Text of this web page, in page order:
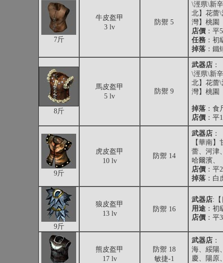
7斤
牛皮盔甲
3 lv
防禦 5
\涇県\新
北】花蕾
灣】桃園
店價 ：平
任務 ：初
掉落 ： 鐵
8斤
馬皮盔甲
5 lv
防禦 9
武器店
\涇県\新
北】花蕾
灣】桃園
掉落 ： 食
店價 ：平
9斤
虎皮盔甲
10 lv
防禦 14
武器店
【華南
蕾、河津
哈爾濱、
店價 ：平
掉落 ： 白
9斤
狼皮盔甲
13 lv
防禦 16
武器店:
用途 ：初
店價 ：平
熊皮盔甲
17 lv
防禦 18
敏捷-1
武器店
海、綏陽
慶、陽原